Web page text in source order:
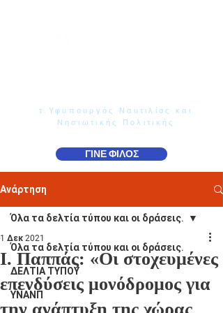
τ.Υφυπουργός Ναυτιλίας και
Νησιωτικής Πολιτικής
ΓΙΝΕ ΦΙΛΟΣ
Ανάρτηση
Όλα τα δελτία τύπου και οι δράσεις.
ΔΕΛΤΙΑ ΤΥΠΟΥ
ΥΝΑΝΠ
Όλα τα δελτία τύπου και οι δράσεις.
Ι. Παππάς: «Οι στοχευμένες
επενδύσεις μονόδρομος για
1 Δεκ 2021